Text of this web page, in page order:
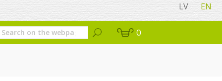
LV EN
0